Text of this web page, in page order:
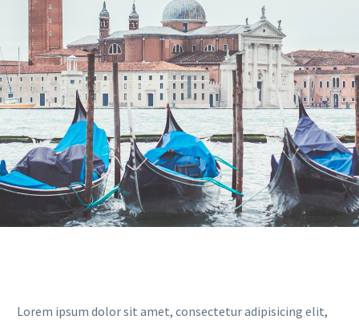
Lorem ipsum dolor sit amet, consectetur adipisicing elit,